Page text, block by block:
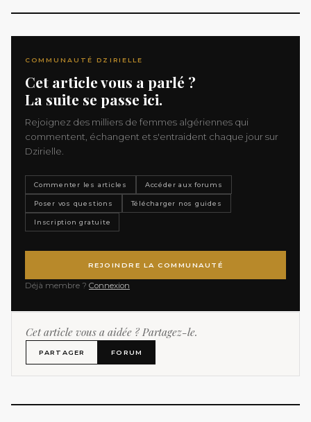
COMMUNAUTÉ DZIRIELLE
Cet article vous a parlé ?
La suite se passe ici.
Rejoignez des milliers de femmes algériennes qui
commentent, échangent et s'entraident chaque jour sur
Dzirielle.
Commenter les articles Accéder aux forums
Poser vos questions Télécharger nos guides
Inscription gratuite
REJOINDRE LA COMMUNAUTÉ
Déjà membre ? Connexion
Cet article vous a aidée ? Partagez-le.
PARTAGER FORUM